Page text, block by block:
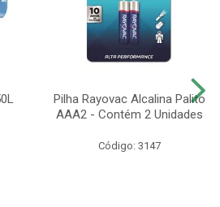
Pilha Rayovac Alcalina Palito
AAA2 - Contém 2 Unidades
Código: 3147